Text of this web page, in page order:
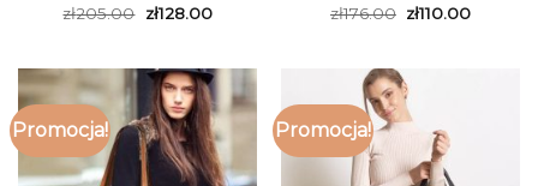
zł205.00 zł128.00
zł176.00 zł110.00
Promocja! Promocja!